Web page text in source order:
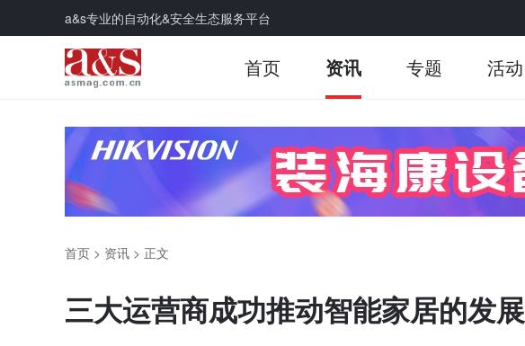
a&s专业的自动化&安全生态服务平台
首页 资讯 专题 活动
首页 > 资讯 > 正文
三大运营商成功推动智能家居的发展